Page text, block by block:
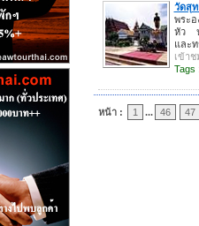
วัดสุท
พระอ
หัว ป
และ
เข้า
Tags :
หน้า : 1 ... 46 47